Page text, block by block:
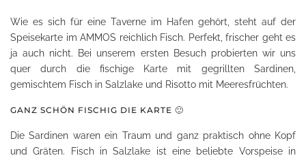
Wie es sich für eine Taverne im Hafen gehört, steht auf der
Speisekarte im AMMOS reichlich Fisch. Perfekt, frischer geht es
ja auch nicht. Bei unserem ersten Besuch probierten wir uns
quer durch die fischige Karte mit gegrillten Sardinen,
gemischtem Fisch in Salzlake und Risotto mit Meeresfrüchten.
GANZ SCHÖN FISCHIG DIE KARTE 🙂
Die Sardinen waren ein Traum und ganz praktisch ohne Kopf
und Gräten. Fisch in Salzlake ist eine beliebte Vorspeise in